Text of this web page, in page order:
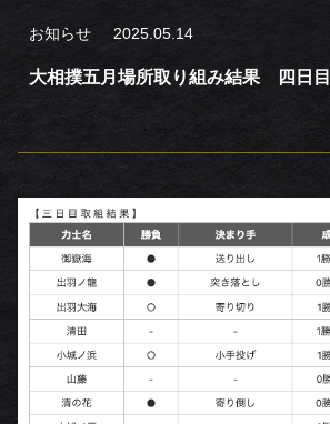
お知らせ 2025.05.14
大相撲五月場所取り組み結果 四日目